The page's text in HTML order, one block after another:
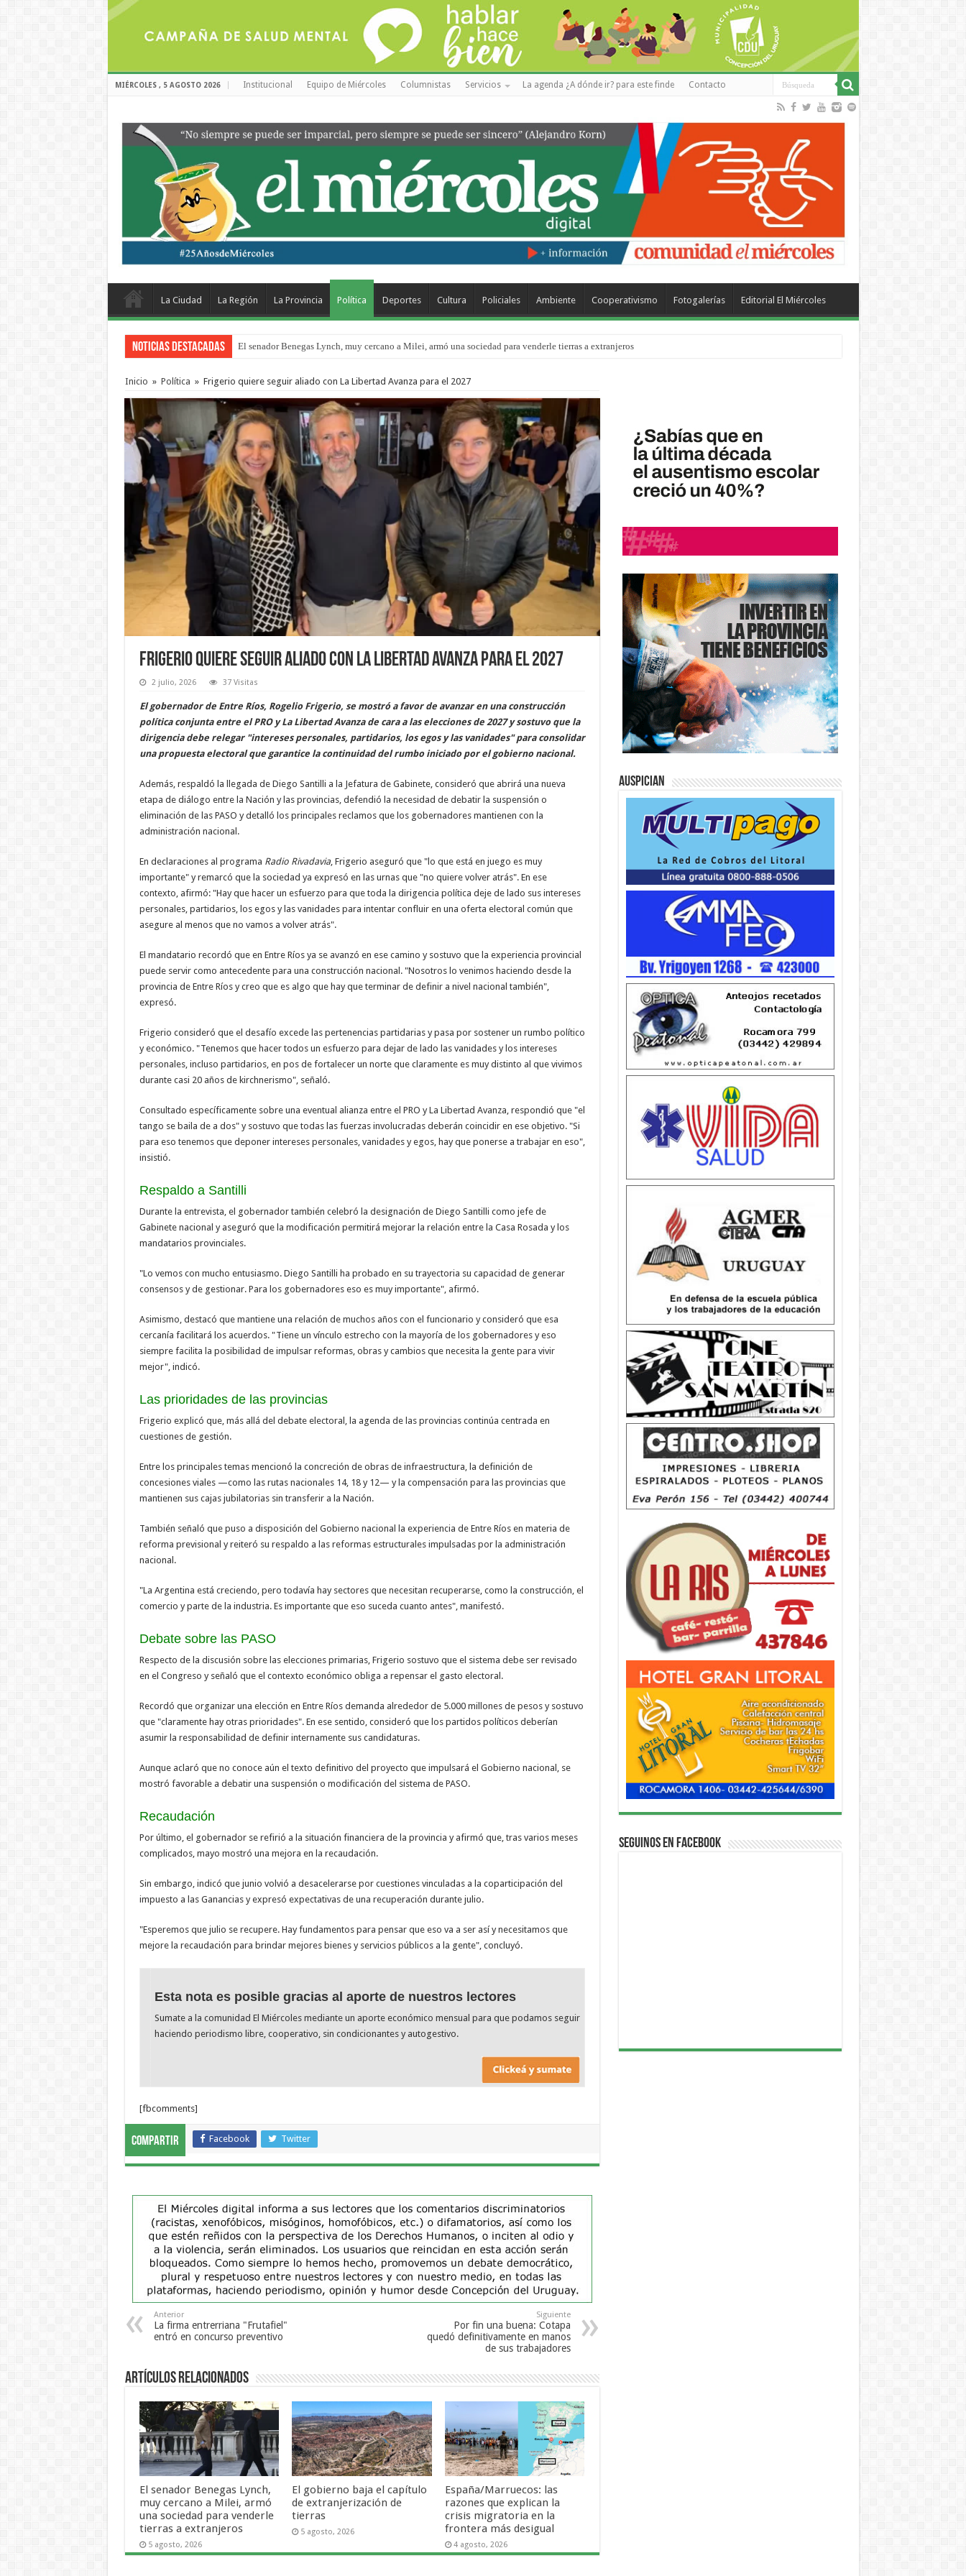
MIÉRCOLES , 5 AGOSTO 2026 Institucional Equipo de Miércoles Columnistas Servicios La agenda ¿A dónde ir? para este finde Contacto
La Ciudad La Región La Provincia Política Deportes Cultura Policiales Ambiente Cooperativismo Fotogalerías Editorial El Miércoles
Noticias Destacadas El senador Benegas Lynch, muy cercano a Milei, armó una sociedad para venderle tierras a extranjeros
El gobierno baja el capítulo de extranjerización de tierras
Inicio » Política » Frigerio quiere seguir aliado con La Libertad Avanza para el 2027
Frigerio quiere seguir aliado con La Libertad Avanza para el 2027
2 julio, 2026 37 Visitas
El gobernador de Entre Ríos, Rogelio Frigerio, se mostró a favor de avanzar en una construcción
política conjunta entre el PRO y La Libertad Avanza de cara a las elecciones de 2027 y sostuvo que la
dirigencia debe relegar "intereses personales, partidarios, los egos y las vanidades" para consolidar
una propuesta electoral que garantice la continuidad del rumbo iniciado por el gobierno nacional.
Además, respaldó la llegada de Diego Santilli a la Jefatura de Gabinete, consideró que abrirá una nueva
etapa de diálogo entre la Nación y las provincias, defendió la necesidad de debatir la suspensión o
eliminación de las PASO y detalló los principales reclamos que los gobernadores mantienen con la
administración nacional.
En declaraciones al programa Radio Rivadavia, Frigerio aseguró que "lo que está en juego es muy
importante" y remarcó que la sociedad ya expresó en las urnas que "no quiere volver atrás". En ese
contexto, afirmó: "Hay que hacer un esfuerzo para que toda la dirigencia política deje de lado sus intereses
personales, partidarios, los egos y las vanidades para intentar confluir en una oferta electoral común que
asegure al menos que no vamos a volver atrás".
El mandatario recordó que en Entre Ríos ya se avanzó en ese camino y sostuvo que la experiencia provincial
puede servir como antecedente para una construcción nacional. "Nosotros lo venimos haciendo desde la
provincia de Entre Ríos y creo que es algo que hay que terminar de definir a nivel nacional también",
expresó.
Frigerio consideró que el desafío excede las pertenencias partidarias y pasa por sostener un rumbo político
y económico. "Tenemos que hacer todos un esfuerzo para dejar de lado las vanidades y los intereses
personales, incluso partidarios, en pos de fortalecer un norte que claramente es muy distinto al que vivimos
durante casi 20 años de kirchnerismo", señaló.
Consultado específicamente sobre una eventual alianza entre el PRO y La Libertad Avanza, respondió que "el
tango se baila de a dos" y sostuvo que todas las fuerzas involucradas deberán coincidir en ese objetivo. "Si
para eso tenemos que deponer intereses personales, vanidades y egos, hay que ponerse a trabajar en eso",
insistió.
Respaldo a Santilli
Durante la entrevista, el gobernador también celebró la designación de Diego Santilli como jefe de
Gabinete nacional y aseguró que la modificación permitirá mejorar la relación entre la Casa Rosada y los
mandatarios provinciales.
"Lo vemos con mucho entusiasmo. Diego Santilli ha probado en su trayectoria su capacidad de generar
consensos y de gestionar. Para los gobernadores eso es muy importante", afirmó.
Asimismo, destacó que mantiene una relación de muchos años con el funcionario y consideró que esa
cercanía facilitará los acuerdos. "Tiene un vínculo estrecho con la mayoría de los gobernadores y eso
siempre facilita la posibilidad de impulsar reformas, obras y cambios que necesita la gente para vivir
mejor", indicó.
Las prioridades de las provincias
Frigerio explicó que, más allá del debate electoral, la agenda de las provincias continúa centrada en
cuestiones de gestión.
Entre los principales temas mencionó la concreción de obras de infraestructura, la definición de
concesiones viales —como las rutas nacionales 14, 18 y 12— y la compensación para las provincias que
mantienen sus cajas jubilatorias sin transferir a la Nación.
También señaló que puso a disposición del Gobierno nacional la experiencia de Entre Ríos en materia de
reforma previsional y reiteró su respaldo a las reformas estructurales impulsadas por la administración
nacional.
"La Argentina está creciendo, pero todavía hay sectores que necesitan recuperarse, como la construcción, el
comercio y parte de la industria. Es importante que eso suceda cuanto antes", manifestó.
Debate sobre las PASO
Respecto de la discusión sobre las elecciones primarias, Frigerio sostuvo que el sistema debe ser revisado
en el Congreso y señaló que el contexto económico obliga a repensar el gasto electoral.
Recordó que organizar una elección en Entre Ríos demanda alrededor de 5.000 millones de pesos y sostuvo
que "claramente hay otras prioridades". En ese sentido, consideró que los partidos políticos deberían
asumir la responsabilidad de definir internamente sus candidaturas.
Aunque aclaró que no conoce aún el texto definitivo del proyecto que impulsará el Gobierno nacional, se
mostró favorable a debatir una suspensión o modificación del sistema de PASO.
Recaudación
Por último, el gobernador se refirió a la situación financiera de la provincia y afirmó que, tras varios meses
complicados, mayo mostró una mejora en la recaudación.
Sin embargo, indicó que junio volvió a desacelerarse por cuestiones vinculadas a la coparticipación del
impuesto a las Ganancias y expresó expectativas de una recuperación durante julio.
"Esperemos que julio se recupere. Hay fundamentos para pensar que eso va a ser así y necesitamos que
mejore la recaudación para brindar mejores bienes y servicios públicos a la gente", concluyó.
Esta nota es posible gracias al aporte de nuestros lectores
Sumate a la comunidad El Miércoles mediante un aporte económico mensual para que podamos seguir
haciendo periodismo libre, cooperativo, sin condicionantes y autogestivo.
[fbcomments]
Compartir Facebook Twitter
Anterior
La firma entrerriana "Frutafiel"
entró en concurso preventivo
Siguiente
Por fin una buena: Cotapa
quedó definitivamente en manos
de sus trabajadores
Artículos Relacionados
El senador Benegas Lynch,
muy cercano a Milei, armó
una sociedad para venderle
tierras a extranjeros
5 agosto, 2026
El gobierno baja el capítulo
de extranjerización de
tierras
5 agosto, 2026
España/Marruecos: las
razones que explican la
crisis migratoria en la
frontera más desigual
4 agosto, 2026
Auspician
Seguinos en Facebook